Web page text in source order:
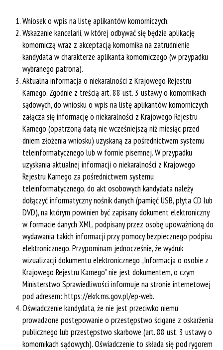
Wniosek o wpis na listę aplikantów komorniczych.
Wskazanie kancelarii, w której odbywać się będzie aplikację
komorniczą wraz z akceptacją komornika na zatrudnienie
kandydata w charakterze aplikanta komorniczego (w przypadku
wybranego patrona).
Aktualna informacja o niekaralności z Krajowego Rejestru
Karnego. Zgodnie z treścią art. 88 ust. 3 ustawy o komornikach
sądowych, do wniosku o wpis na listę aplikantów komorniczych
załącza się informację o niekaralności z Krajowego Rejestru
Karnego (opatrzoną datą nie wcześniejszą niż miesiąc przed
dniem złożenia wniosku) uzyskaną za pośrednictwem systemu
teleinformatycznego lub w formie pisemnej. W przypadku
uzyskania aktualnej informacji o niekaralności z Krajowego
Rejestru Karnego za pośrednictwem systemu
teleinformatycznego, do akt osobowych kandydata należy
dołączyć informatyczny nośnik danych (pamięć USB, płyta CD lub
DVD), na którym powinien być zapisany dokument elektroniczny
w formacie danych XML, podpisany przez osobę upoważnioną do
wydawania takich informacji przy pomocy bezpiecznego podpisu
elektronicznego. Przypominam jednocześnie, że wydruk
wizualizacji dokumentu elektronicznego „Informacja o osobie z
Krajowego Rejestru Karnego” nie jest dokumentem, o czym
Ministerstwo Sprawiedliwości informuje na stronie internetowej
pod adresem: https://ekrk.ms.gov.pl/ep-web.
Oświadczenie kandydata, że nie jest przeciwko niemu
prowadzone postępowanie o przestępstwo ścigane z oskarżenia
publicznego lub przestępstwo skarbowe (art. 88 ust. 3 ustawy o
komornikach sądowych). Oświadczenie to składa się pod rygorem